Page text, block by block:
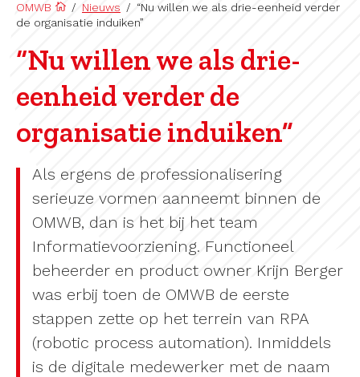
OMWB / Nieuws / “Nu willen we als drie-eenheid verder
de organisatie induiken”
“Nu willen we als drie-
eenheid verder de
organisatie induiken”
Als ergens de professionalisering
serieuze vormen aanneemt binnen de
OMWB, dan is het bij het team
Informatievoorziening. Functioneel
beheerder en product owner Krijn Berger
was erbij toen de OMWB de eerste
stappen zette op het terrein van RPA
(robotic process automation). Inmiddels
is de digitale medewerker met de naam